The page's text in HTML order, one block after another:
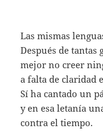
Las mismas
Después de tantas
mejor no creer
a falta de claridad
Sí ha cantado un
y en esa letanía
contra el tiempo.